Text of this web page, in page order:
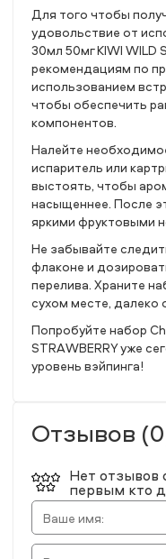
Для того чтобы
удовольствие от
30мл 50мг KIWI WILD
рекомендациям по
использованием
чтобы обеспечить
компонентов.
Налейте
испаритель или
выстоять, чтобы
насыщеннее. После
яркими фруктовыми
Не забывайте
флаконе и
перелива. Храните
сухом месте, далеко
Попробуйте набор
STRAWBERRY уже
уровень вэйпинга!
Отзывов
Нет отзывов
первым кто